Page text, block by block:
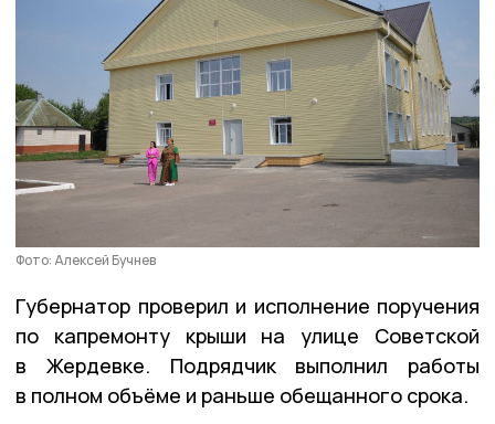
Фото: Алексей Бучнев
Губернатор проверил и исполнение поручения
по капремонту крыши на улице Советской
в Жердевке. Подрядчик выполнил работы
в полном объёме и раньше обещанного срока.